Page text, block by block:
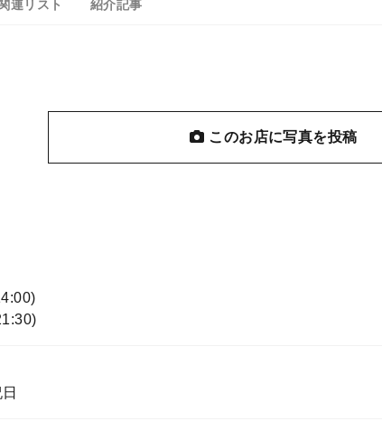
関連リスト 紹介記事
このお店に写真を投稿